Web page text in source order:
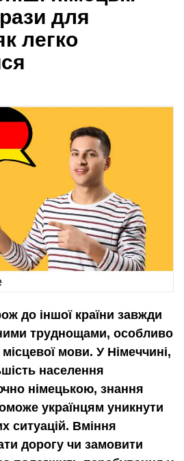
для
легко
до іншої країни завжди
труднощами, особливо
мови. У Німеччині,
населення
німецькою, знання
українцям уникнути
ситуацій. Вміння
дорогу чи замовити